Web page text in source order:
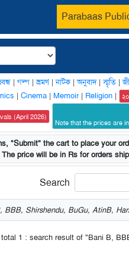
Parabaas
| গল্প |ভ্রমণ|নাটক |অনুবাদ|স্মৃতি |
| Cinema | Memoir| Religion |
(April 2026)
Note that the prices are
"Submit" the cart to place your
price will be in Rs for orders
Search
BBB, Shirshendu, BuGu, AtinB,
1 : search result of "Bani B,